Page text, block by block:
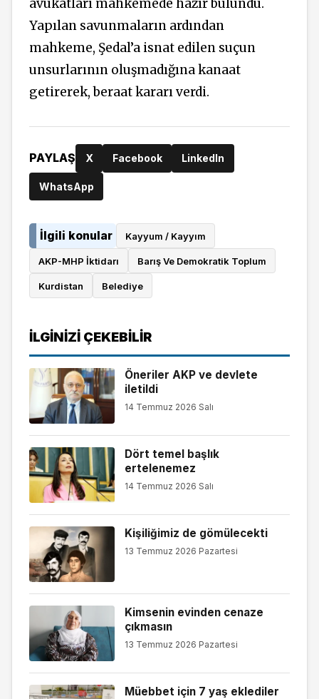
avukatları mahkemede hazır bulundu.
Yapılan savunmaların ardından
mahkeme, Şedal’a isnat edilen suçun
unsurlarının oluşmadığına kanaat
getirerek, beraat kararı verdi.
PAYLAŞ X Facebook LinkedIn
WhatsApp
İlgili konular Kayyum / Kayyım
AKP-MHP İktidarı Barış Ve Demokratik Toplum
Kurdistan Belediye
İLGINIZI ÇEKEBILIR
Öneriler AKP ve devlete
iletildi
14 Temmuz 2026 Salı
Dört temel başlık
ertelenemez
14 Temmuz 2026 Salı
Kişiliğimiz de gömülecekti
13 Temmuz 2026 Pazartesi
Kimsenin evinden cenaze
çıkmasın
13 Temmuz 2026 Pazartesi
Müebbet için 7 yaş eklediler